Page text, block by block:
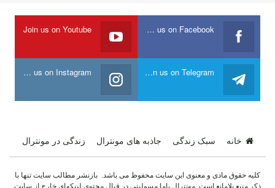
Join us on Facebook
Join us on Youtube
Join us on Telegram
Join us on Instagram
خانه سبک زندگی جاذبه های مونترال زندگی در مونترال
کلیه حقوق مادی و معنوی این سایت محفوظ می باشد. بازنشر مطالب سایت تنها با
ذکر منبع بلامانع است. مونترال باما مسولیتی در قبال محتوی لینکهای خارج از سایت